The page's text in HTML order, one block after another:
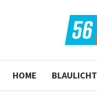
HOME BLAULICHT